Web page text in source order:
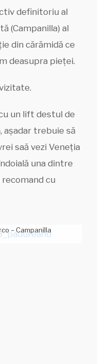
definitoriu al
(Campanilla) al
din cărămidă ce
deasupra pieței.
un lift destul de
așadar trebuie să
saă vezi Veneția
una dintre
cu
– Campanilla